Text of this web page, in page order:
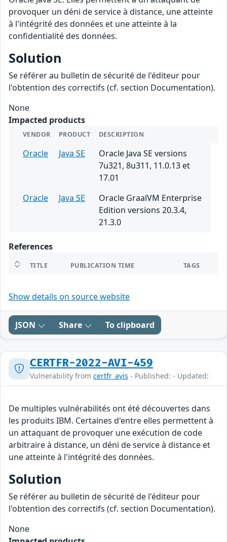
provoquer un déni de service à distance, une atteinte
à l'intégrité des données et une atteinte à la
confidentialité des données.
Solution
Se référer au bulletin de sécurité de l'éditeur pour
l'obtention des correctifs (cf. section Documentation).
None
Impacted products
VENDOR PRODUCT DESCRIPTION
Oracle Java SE
Oracle Java SE versions
7u321, 8u311, 11.0.13 et
17.01
Oracle
Java SE
Oracle GraalVM Enterprise
Edition versions 20.3.4,
21.3.0
References
TITLE PUBLICATION TIME TAGS
Show details on source website
JSON Share To clipboard
CERTFR-2022-AVI-459
Vulnerability from certfr_avis - Published: - Updated:
De multiples vulnérabilités ont été découvertes dans
les produits IBM. Certaines d'entre elles permettent à
un attaquant de provoquer une exécution de code
arbitraire à distance, un déni de service à distance et
une atteinte à l'intégrité des données.
Solution
Se référer au bulletin de sécurité de l'éditeur pour
l'obtention des correctifs (cf. section Documentation).
None